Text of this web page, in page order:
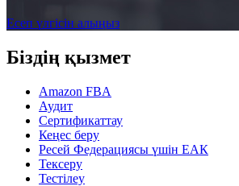
Есеп үлгісін алыңыз
Біздің қызмет
Amazon FBA
Аудит
Сертификаттау
Кеңес беру
Ресей Федерациясы үшін ЕАК
Тексеру
Тестілеу